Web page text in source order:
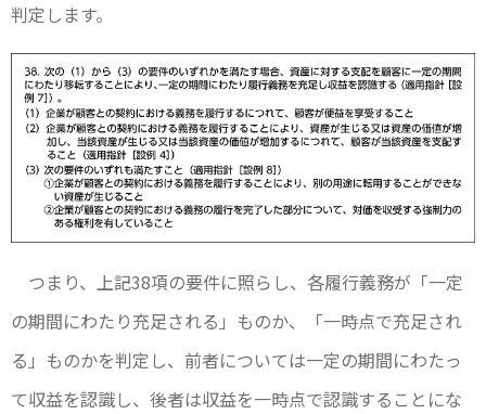
判定します。
つまり、上記38項の要件に照らし、各履行義務が「一定
の期間にわたり充足される」ものか、「一時点で充足され
る」ものかを判定し、前者については一定の期間にわたっ
て収益を認識し、後者は収益を一時点で認識することにな